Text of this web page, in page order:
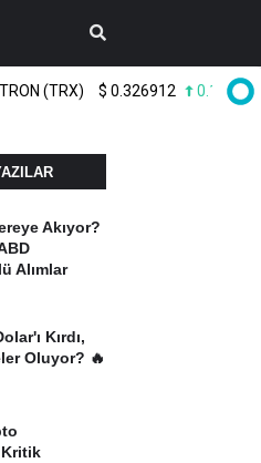
(TRX) $0.326912 0.10%
Akıyor?
Alımlar
Kırdı,
Oluyor? 🔥
Kritik